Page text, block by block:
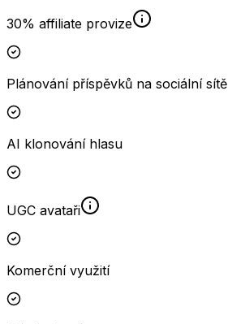
30% affiliate provize
Plánování příspěvků na sociální sítě
AI klonování hlasu
UGC avataři
Komerční využití